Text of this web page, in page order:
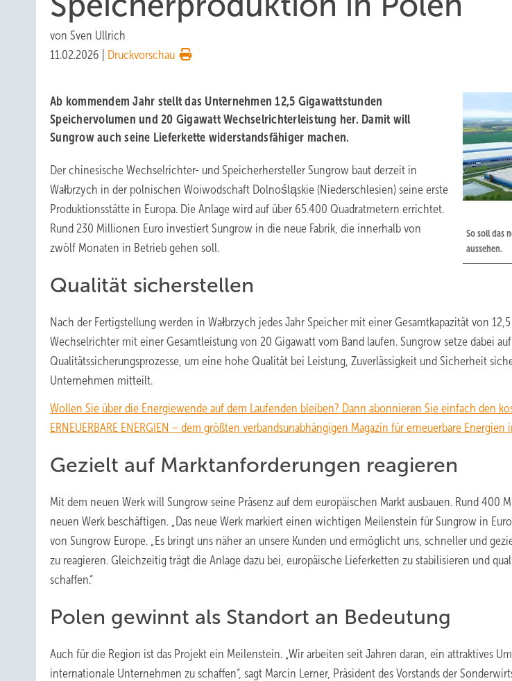
von Sven Ullrich
11.02.2026
Druckvorschau
So soll das
aussehen.
Ab kommendem Jahr stellt das Unternehmen 12,5 Gigawattstunden
Speichervolumen und 20 Gigawatt Wechselrichterleistung her. Damit will
Sungrow auch seine Lieferkette widerstandsfähiger machen.
Der chinesische Wechselrichter- und Speicherhersteller Sungrow baut derzeit in
Wałbrzych in der polnischen Woiwodschaft Dolnośląskie (Niederschlesien) seine erste
Produktionsstätte in Europa. Die Anlage wird auf über 65.400 Quadratmetern errichtet.
Rund 230 Millionen Euro investiert Sungrow in die neue Fabrik, die innerhalb von
zwölf Monaten in Betrieb gehen soll.
Qualität sicherstellen
Nach der Fertigstellung werden in Wałbrzych jedes Jahr Speicher mit einer Gesamtkapazität von
Wechselrichter mit einer Gesamtleistung von 20 Gigawatt vom Band laufen. Sungrow setze dabei
Qualitätssicherungsprozesse, um eine hohe Qualität bei Leistung, Zuverlässigkeit und Sicherheit
Unternehmen mitteilt.
Wollen Sie über die Energiewende auf dem Laufenden bleiben? Dann abonnieren Sie einfach den
ERNEUERBARE ENERGIEN – dem größten verbandsunabhängigen Magazin für erneuerbare Energien
Gezielt auf Marktanforderungen reagieren
Mit dem neuen Werk will Sungrow seine Präsenz auf dem europäischen Markt ausbauen. Rund 400
neuen Werk beschäftigen. „Das neue Werk markiert einen wichtigen Meilenstein für Sungrow in
von Sungrow Europe. „Es bringt uns näher an unsere Kunden und ermöglicht uns, schneller und
zu reagieren. Gleichzeitig trägt die Anlage dazu bei, europäische Lieferketten zu stabilisieren und
schaffen.“
Polen gewinnt als Standort an Bedeutung
Auch für die Region ist das Projekt ein Meilenstein. „Wir arbeiten seit Jahren daran, ein attraktives
internationale Unternehmen zu schaffen“, sagt Marcin Lerner, Präsident des Vorstands der